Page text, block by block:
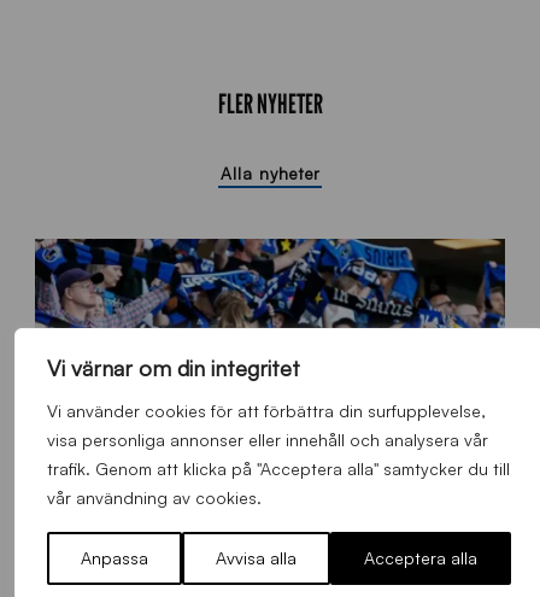
Vi värnar om din integritet
Vi använder cookies för att förbättra din surfupplevelse,
visa personliga annonser eller innehåll och analysera vår
trafik. Genom att klicka på "Acceptera alla" samtycker du till
vår användning av cookies.
Anpassa Avvisa alla Acceptera alla
FLER NYHETER
Alla nyheter